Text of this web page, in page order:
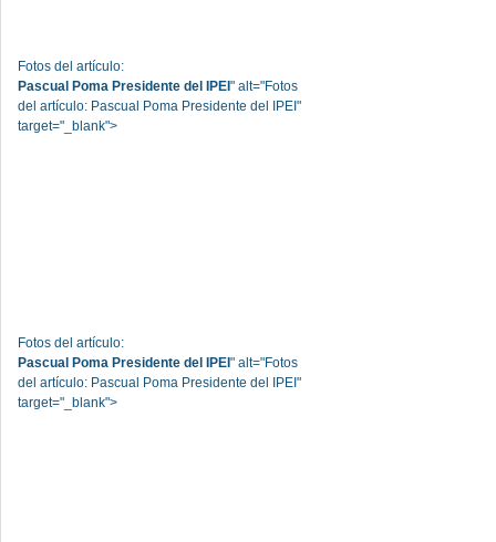
Fotos del artículo:
Pascual Poma Presidente del IPEI " alt="Fotos
del artículo: Pascual Poma Presidente del IPEI"
target="_blank">
Fotos del artículo:
Pascual Poma Presidente del IPEI " alt="Fotos
del artículo: Pascual Poma Presidente del IPEI"
target="_blank">